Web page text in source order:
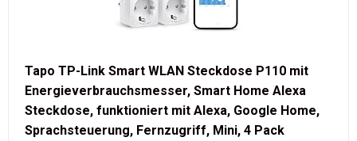
Tapo TP-Link Smart WLAN Steckdose P110 mit
Energieverbrauchsmesser, Smart Home Alexa
Steckdose, funktioniert mit Alexa, Google Home,
Sprachsteuerung, Fernzugriff, Mini, 4 Pack